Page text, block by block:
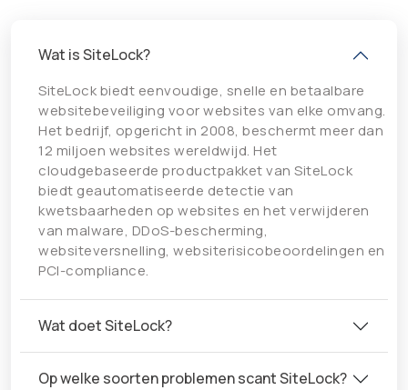
Wat is SiteLock?
SiteLock biedt eenvoudige, snelle en betaalbare
websitebeveiliging voor websites van elke omvang.
Het bedrijf, opgericht in 2008, beschermt meer dan
12 miljoen websites wereldwijd. Het
cloudgebaseerde productpakket van SiteLock
biedt geautomatiseerde detectie van
kwetsbaarheden op websites en het verwijderen
van malware, DDoS-bescherming,
websiteversnelling, websiterisicobeoordelingen en
PCI-compliance.
Wat doet SiteLock?
Op welke soorten problemen scant SiteLock?